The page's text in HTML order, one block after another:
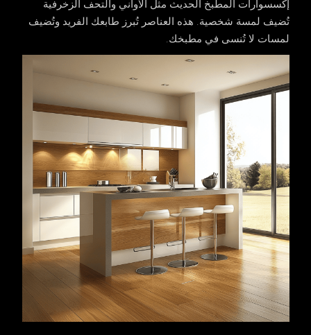
إكسسوارات المطبخ الحديث مثل الأواني والتحف الزخرفية
تُضيف لمسة شخصية. هذه العناصر تُبرز طابعك الفريد وتُضيف
لمسات لا تُنسى في مطبخك.